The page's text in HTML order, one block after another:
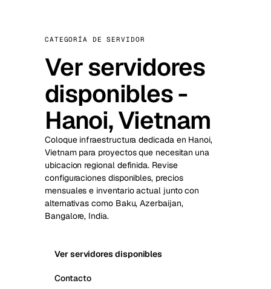
CATEGORÍA DE SERVIDOR
Ver servidores
disponibles -
Hanoi, Vietnam
Coloque infraestructura dedicada en Hanoi,
Vietnam para proyectos que necesitan una
ubicacion regional definida. Revise
configuraciones disponibles, precios
mensuales e inventario actual junto con
alternativas como Baku, Azerbaijan,
Bangalore, India.
Ver servidores disponibles
Contacto